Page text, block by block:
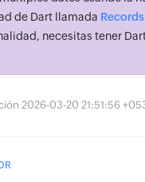
de Dart llamada Records
necesitas tener
2026-03-20 21:51:56